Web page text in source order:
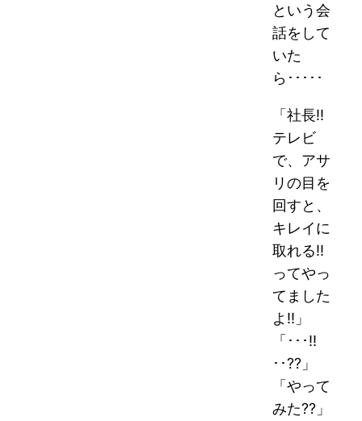
という会
話をして
いた
ら･････
「社長!!
テレビ
で、アサ
リの目を
回すと、
キレイに
取れる!!
ってやっ
てました
よ!!」
「･･･!!
･･??」
「やって
みた??」